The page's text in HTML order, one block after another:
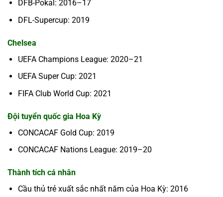
DFB-Pokal: 2016–17
DFL-Supercup: 2019
Chelsea
UEFA Champions League: 2020–21
UEFA Super Cup: 2021
FIFA Club World Cup: 2021
Đội tuyển quốc gia Hoa Kỳ
CONCACAF Gold Cup: 2019
CONCACAF Nations League: 2019–20
Thành tích cá nhân
Cầu thủ trẻ xuất sắc nhất năm của Hoa Kỳ: 2016